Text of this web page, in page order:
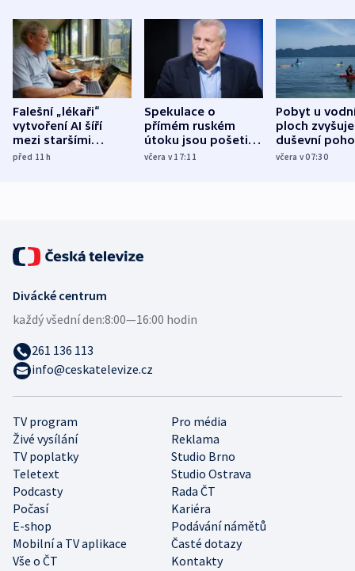
Falešní „lékaři“
vytvoření AI šíří
mezi staršími
Poláky nebezpečné
před 11h
Spekulace o
přímém ruském
útoku jsou pošetilé,
míní estonský
včera v 17:11
Pobyt u
ploch zvyšuje
duševní
ukázala
včera v 07:30
TV program
Pro média
Živé vysílání
Reklama
TV poplatky
Studio Brno
Teletext
Studio Ostrava
Podcasty
Rada ČT
Počasí
Kariéra
E-shop
Podávání námětů
Mobilní a TV aplikace
Časté dotazy
Vše o ČT
Kontakty
Divácké centrum
každý všední den:8:00—16:00 hodin
261 136 113
info@ceskatelevize.cz